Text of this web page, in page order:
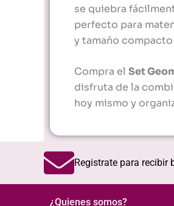
se quiebra
perfecto para
y tamaño
Compra el Set
disfruta de la
hoy mismo y
Registrate para recibir
¿Quienes somos?